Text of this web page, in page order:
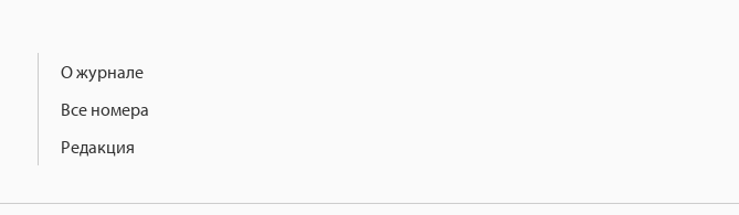
О журнале
Все номера
Редакция